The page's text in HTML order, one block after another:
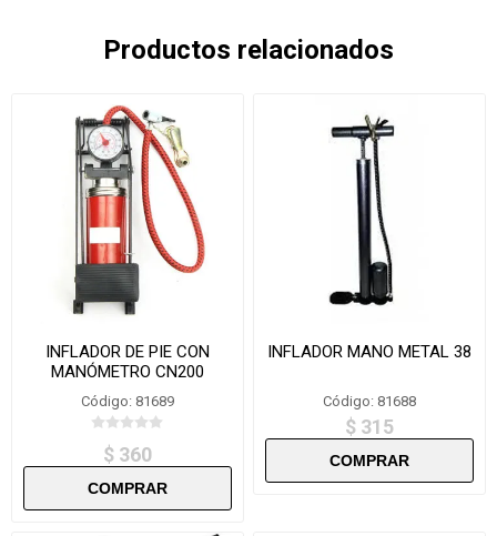
Productos relacionados
INFLADOR DE PIE CON
MANÓMETRO CN200
Código: 81689
$ 360
INFLADOR MANO METAL 38
Código: 81688
$ 315